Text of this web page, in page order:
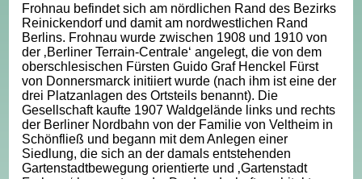
Frohnau befindet sich am nördlichen Rand des Bezirks
Reinickendorf und damit am nordwestlichen Rand
Berlins. Frohnau wurde zwischen 1908 und 1910 von
der ‚Berliner Terrain-Centrale‘ angelegt, die von dem
oberschlesischen Fürsten Guido Graf Henckel Fürst
von Donnersmarck initiiert wurde (nach ihm ist eine der
drei Platzanlagen des Ortsteils benannt). Die
Gesellschaft kaufte 1907 Waldgelände links und rechts
der Berliner Nordbahn von der Familie von Veltheim in
Schönfließ und begann mit dem Anlegen einer
Siedlung, die sich an der damals entstehenden
Gartenstadtbewegung orientierte und ‚Gartenstadt